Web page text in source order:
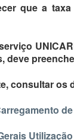
que a
deve
consultar os
Utilização